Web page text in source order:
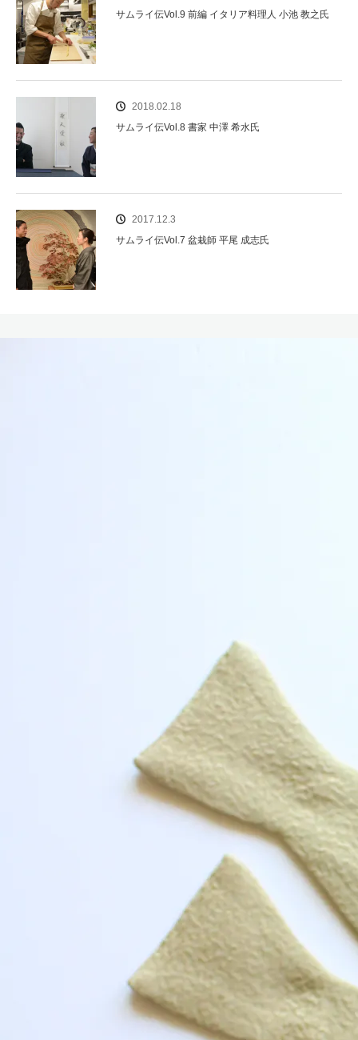
サムライ伝Vol.9 前編 イタリア料理人 小池 教之氏
2018.02.18
サムライ伝Vol.8 書家 中澤 希水氏
2017.12.3
サムライ伝Vol.7 盆栽師 平尾 成志氏